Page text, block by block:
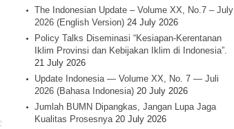
The Indonesian Update – Volume XX, No.7 – July
2026 (English Version) 24 July 2026
Policy Talks Diseminasi “Kesiapan-Kerentanan
Iklim Provinsi dan Kebijakan Iklim di Indonesia”.
21 July 2026
Update Indonesia — Volume XX, No. 7 — Juli
2026 (Bahasa Indonesia) 20 July 2026
Jumlah BUMN Dipangkas, Jangan Lupa Jaga
Kualitas Prosesnya 20 July 2026